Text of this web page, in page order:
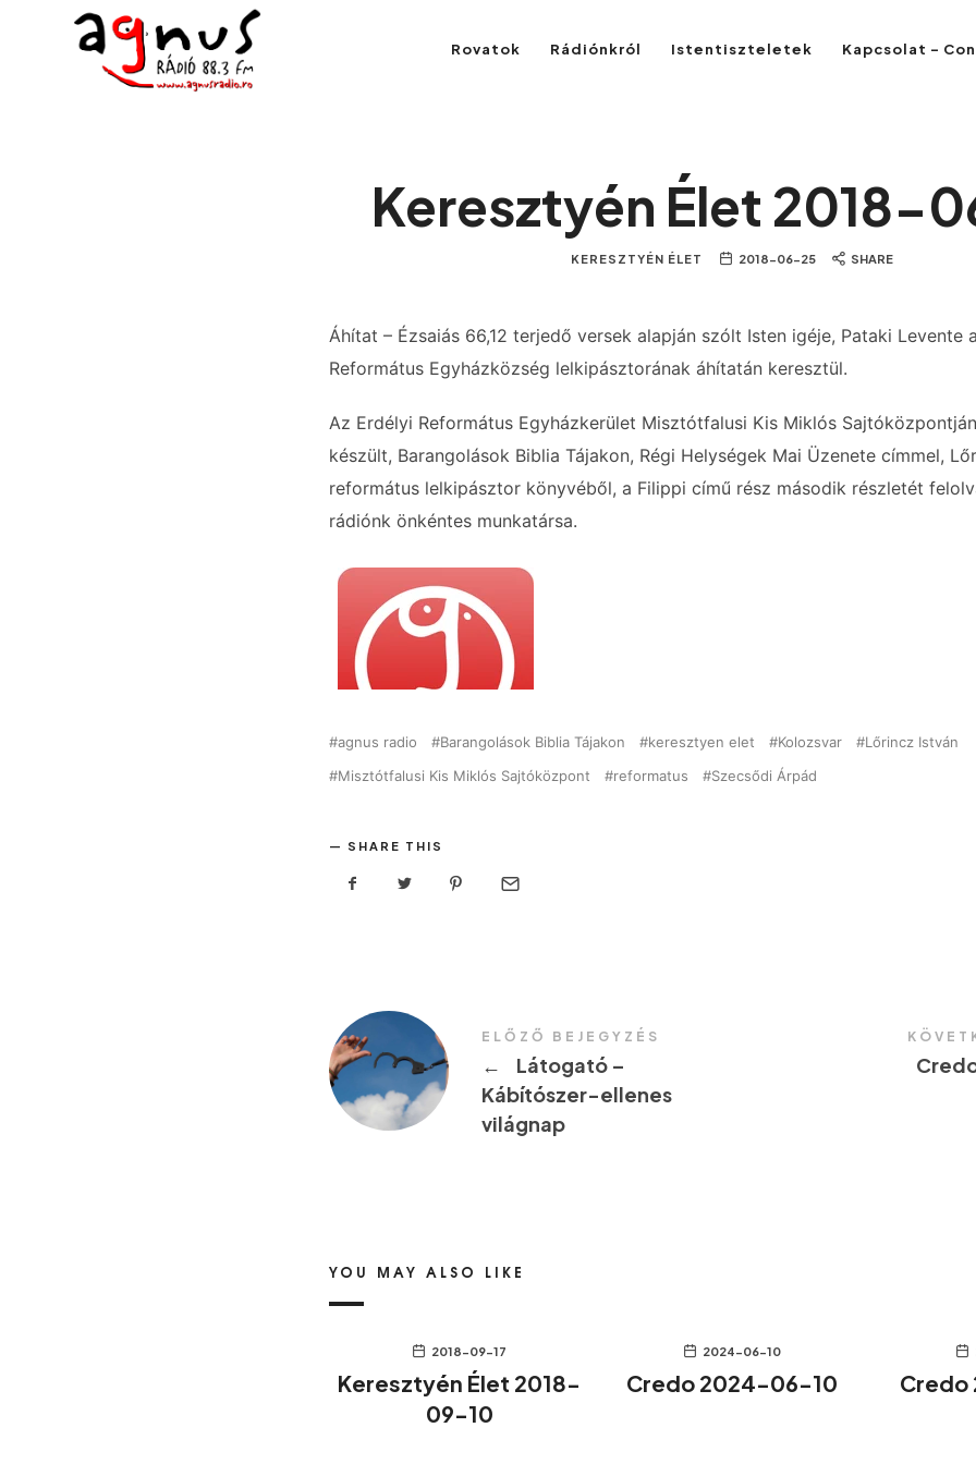
Agnus Rádió Rovatok Rádiónkról Istentiszteletek Kapcsolat –
Keresztyén Élet 2018-
KERESZTYÉN ÉLET 2018-06-25 SHARE
Áhítat – Ézsaiás 66,12 terjedő versek alapján szólt Isten igéje, Pataki Levente
Református Egyházközség lelkipásztorának áhítatán keresztül.
Az Erdélyi Református Egyházkerület Misztótfalusi Kis Miklós
készült, Barangolások Biblia Tájakon, Régi Helységek Mai Üzenete címmel,
református lelkipásztor könyvéből, a Filippi című rész második részletét
rádiónk önkéntes munkatársa.
agnus radio Barangolások Biblia Tájakon keresztyen elet Kolozsvar
Lőrincz István
Misztótfalusi Kis Miklós Sajtóközpont
reformatus Szecsődi Árpád
SHARE THIS
ELŐZŐ BEJEGYZÉS
←
Látogató –
Kábítószer-ellenes
világnap
YOU MAY ALSO LIKE
2018-09-17
Keresztyén Élet 2018-
09-10
2024-06-10
Credo 2024-06-10